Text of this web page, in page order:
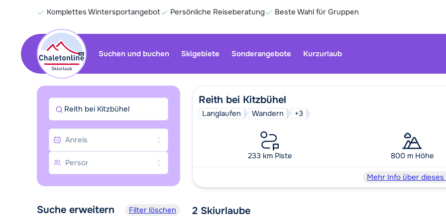
Komplettes Wintersportangebot Persönliche Reiseberatung Beste Wahl für Gruppen
Suchen und buchen Skigebiete Sonderangebote Kurzurlaub
Optionen
Reith bei Kitzbühel
Langlaufen Wandern +3
233 km Piste 800 m Höhe
Mehr Info über dieses
2 Skiurlaube
Reith bei Kitzbühel
Suche erweitern Filter löschen